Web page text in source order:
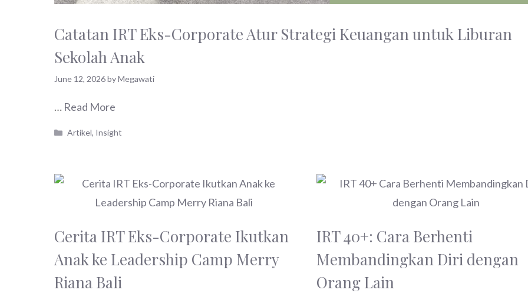
Catatan IRT Eks-Corporate Atur Strategi Keuangan untuk Liburan
Sekolah Anak
June 12, 2026byMegawati
… Read More
Categories
Artikel, Insight
Cerita IRT Eks-Corporate Ikutkan
Anak ke Leadership Camp Merry
Riana Bali
IRT 40+: Cara Berhenti
Membandingkan Diri dengan
Orang Lain